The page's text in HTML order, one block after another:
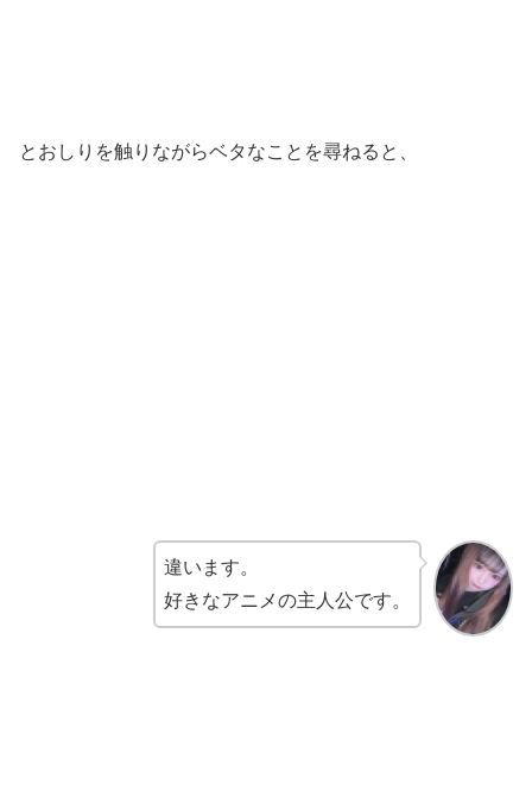
とおしりを触りながらベタなことを尋ねると、
違います。
好きなアニメの主人公です。